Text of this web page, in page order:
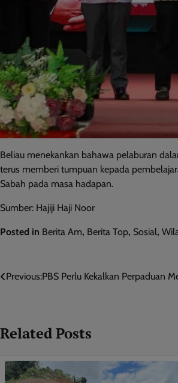
Beliau menekankan bahawa pelaburan
terus memberi tumpuan kepada
Sabah pada masa hadapan.
Sumber: Hajiji Haji Noor
Posted in Berita Am, Berita Top, Sosial,
Post
Previous:PBS Perlu Kekalkan Perpaduan
Related Posts